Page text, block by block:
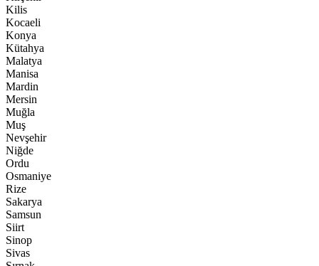
Kilis
Kocaeli
Konya
Kütahya
Malatya
Manisa
Mardin
Mersin
Muğla
Muş
Nevşehir
Niğde
Ordu
Osmaniye
Rize
Sakarya
Samsun
Siirt
Sinop
Sivas